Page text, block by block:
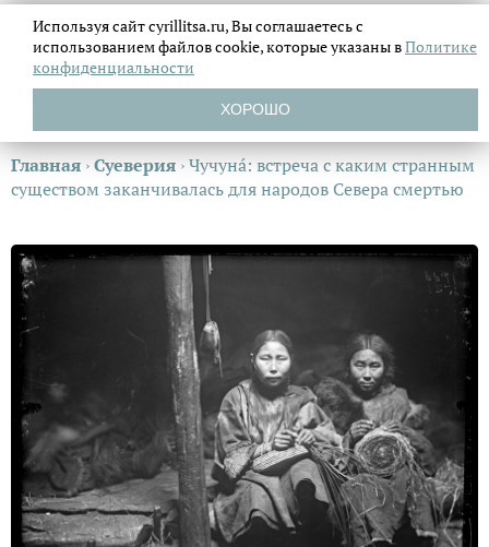
Главная ›Суеверия ›Чучунá: встреча с каким странным
существом заканчивалась для народов Севера смертью
Используя сайт cyrillitsa.ru, Вы соглашаетесь с
использованием файловcookie, которые указаны вПолитике
конфиденциальности
ХОРОШО